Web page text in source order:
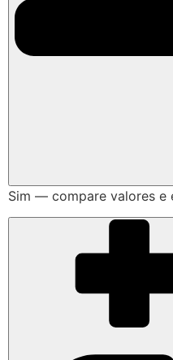
Sim — compare valores e